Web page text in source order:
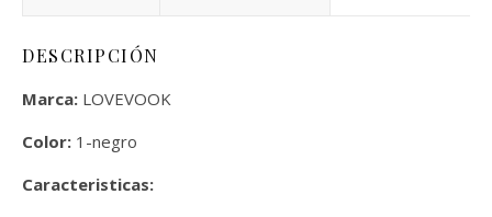
DESCRIPCIÓN
Marca: LOVEVOOK
Color: 1-negro
Caracteristicas: